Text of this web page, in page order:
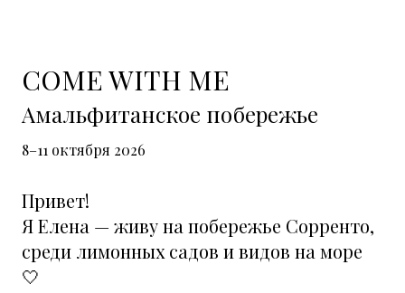
COME WITH ME
Амальфитанское побережье
8–11 октября 2026
Привет!
Я Елена — живу на побережье Сорренто,
среди лимонных садов и видов на море
🤍